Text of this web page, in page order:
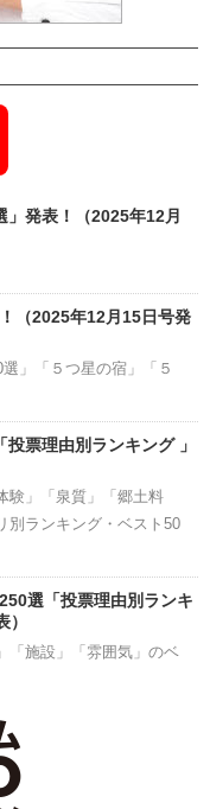
Channel
発表！（2025年12月
（2025年12月15日号発
」「５つ星の宿」「５
票理由別ランキング 」
験」「泉質」「郷土料
別ランキング・ベスト50
選「投票理由別ランキ
「施設」「雰囲気」のベ